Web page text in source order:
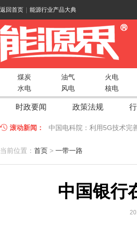
返回首页 能源行业产品大典
煤炭 油气 火电
水电
风电 核电
时政要闻 政策法规
滚动新闻： 中国电科院：利用5G技术完
江苏车牛山岛智能微电网验收
因储能而智慧，为储能而创
低温冷凝技术助力大气污染
当前位置： 首页 > 一带一路
中国银行